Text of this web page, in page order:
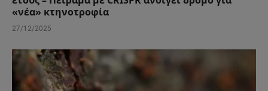
«νέα» κτηνοτροφία
27/12/2025